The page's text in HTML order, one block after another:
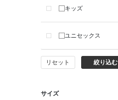
キッズ
ユニセックス
リセット 絞り込む
サイズ